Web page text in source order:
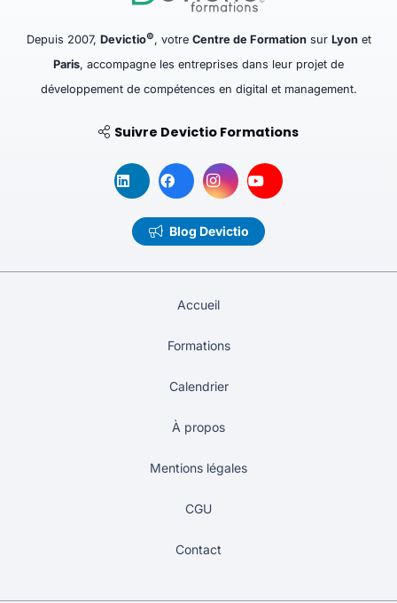
Depuis 2007, Devictio©, votre Centre de Formationsur Lyonet
Paris, accompagne les entreprises dans leur projet de
développement de compétences en digital et management.
Suivre Devictio Formations
Blog Devictio
Accueil
Formations
Calendrier
À propos
Mentions légales
CGU
Contact